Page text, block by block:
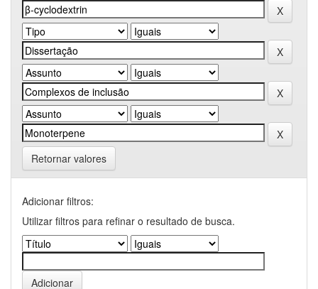
Retornar valores
Adicionar filtros:
Utilizar filtros para refinar o resultado de busca.